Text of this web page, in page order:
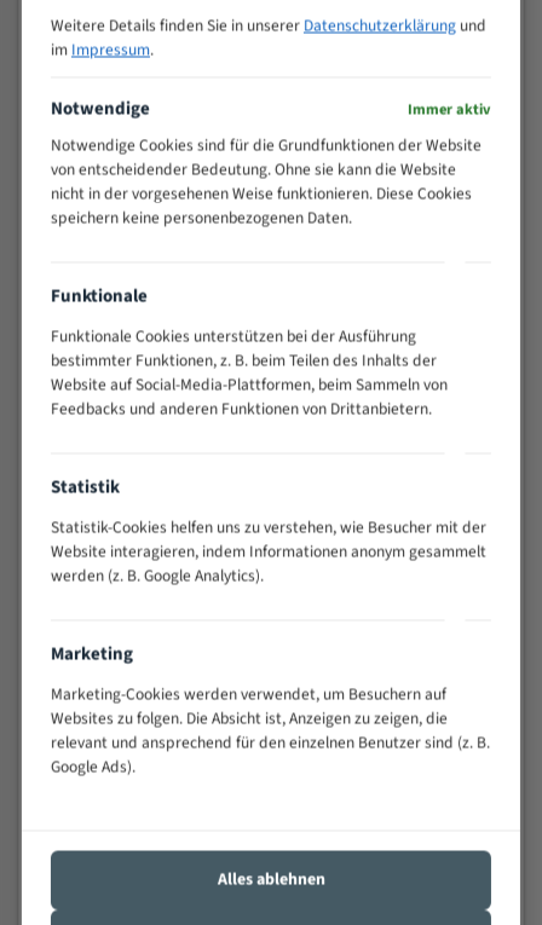
>
25
10/14
25 - 50
50 - 120
4/6
80 - 180
3/4
130 -
2/3
450
200 -
600
1,1/1,6
> 500
0,75/1,25
Vorteile:
Anwendungen
Widerstandsfähig gegen Zahnbruch auch bei
schwierigen Werkstücken (Materialmischung,
wechselnde Verbindungslängen)
Äußerst verschleißfest
Technische Beschreibung:
Positiver Spanwinkel
Spezielle Zahngeometrie und Zahnteilung
Weitere Details finden Sie in unserer Datenschutzerklärungund
im Impressum.
Notwendige Immer aktiv
Notwendige Cookies sind für die Grundfunktionen der Website
von entscheidender Bedeutung. Ohne sie kann die Website
nicht in der vorgesehenen Weise funktionieren. Diese Cookies
speichern keine personenbezogenen Daten.
Funktionale
Funktionale Cookies unterstützen bei der Ausführung
bestimmter Funktionen, z. B. beim Teilen des Inhalts der
Website auf Social-Media-Plattformen, beim Sammeln von
Feedbacks und anderen Funktionen von Drittanbietern.
Statistik
Statistik-Cookies helfen uns zu verstehen, wie Besucher mit der
Website interagieren, indem Informationen anonym gesammelt
werden (z. B. Google Analytics).
Marketing
Marketing-Cookies werden verwendet, um Besuchern auf
Websites zu folgen. Die Absicht ist, Anzeigen zu zeigen, die
relevant und ansprechend für den einzelnen Benutzer sind (z. B.
Google Ads).
Alles ablehnen